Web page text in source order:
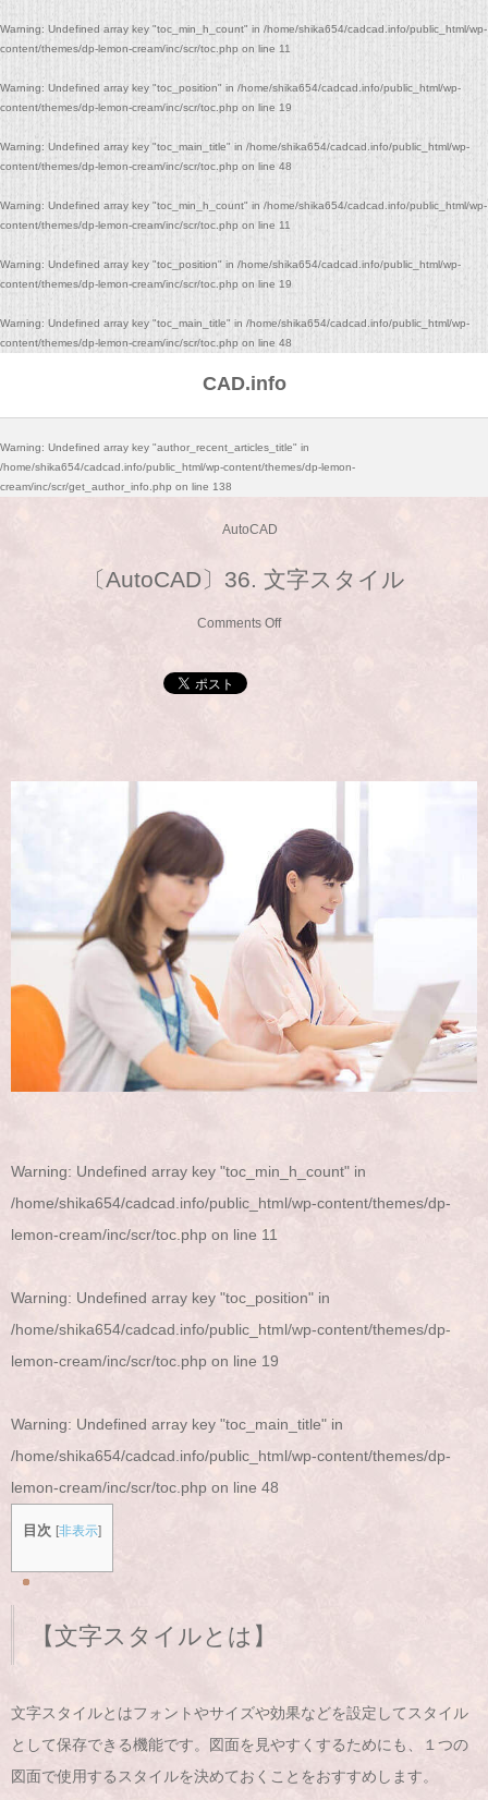
Warning: Undefined array key "toc_min_h_count" in /home/shika654/cadcad.info/public_html/wp-
content/themes/dp-lemon-cream/inc/scr/toc.php on line 11
Warning: Undefined array key "toc_position" in /home/shika654/cadcad.info/public_html/wp-
content/themes/dp-lemon-cream/inc/scr/toc.php on line 19
Warning: Undefined array key "toc_main_title" in /home/shika654/cadcad.info/public_html/wp-
content/themes/dp-lemon-cream/inc/scr/toc.php on line 48
Warning: Undefined array key "toc_min_h_count" in /home/shika654/cadcad.info/public_html/wp-
content/themes/dp-lemon-cream/inc/scr/toc.php on line 11
Warning: Undefined array key "toc_position" in /home/shika654/cadcad.info/public_html/wp-
content/themes/dp-lemon-cream/inc/scr/toc.php on line 19
Warning: Undefined array key "toc_main_title" in /home/shika654/cadcad.info/public_html/wp-
content/themes/dp-lemon-cream/inc/scr/toc.php on line 48
CAD.info
Warning: Undefined array key "author_recent_articles_title" in
/home/shika654/cadcad.info/public_html/wp-content/themes/dp-lemon-
cream/inc/scr/get_author_info.php on line 138
AutoCAD
〔AutoCAD〕36. 文字スタイル
Comments Off
Warning: Undefined array key "toc_min_h_count" in
/home/shika654/cadcad.info/public_html/wp-content/themes/dp-
lemon-cream/inc/scr/toc.php on line 11
Warning: Undefined array key "toc_position" in
/home/shika654/cadcad.info/public_html/wp-content/themes/dp-
lemon-cream/inc/scr/toc.php on line 19
Warning: Undefined array key "toc_main_title" in
/home/shika654/cadcad.info/public_html/wp-content/themes/dp-
lemon-cream/inc/scr/toc.php on line 48
目次 [非表示]
【文字スタイルとは】
文字スタイルとはフォントやサイズや効果などを設定してスタイル
として保存できる機能です。図面を見やすくするためにも、１つの
図面で使用するスタイルを決めておくことをおすすめします。